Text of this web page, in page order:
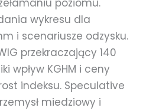
poziomu.
wykresu dla
i scenariusze odzysku.
przekraczający 140
wpływ KGHM i ceny
indeksu. Speculative
miedziowy i